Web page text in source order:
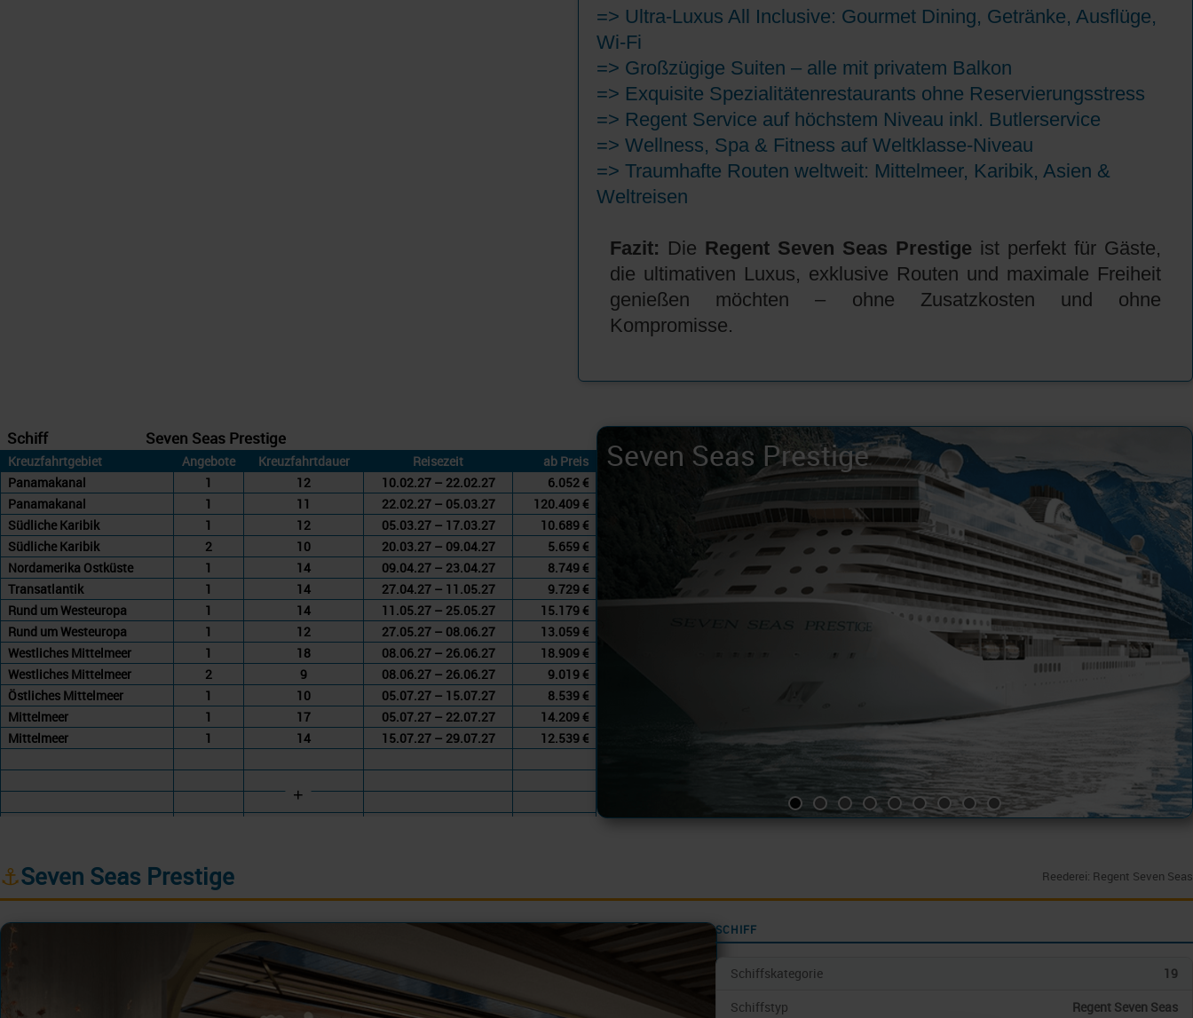
=> Ultra-Luxus All Inclusive: Gourmet Dining, Getränke, Ausflüge,
Wi-Fi
=> Großzügige Suiten – alle mit privatem Balkon
=> Exquisite Spezialitätenrestaurants ohne Reservierungsstress
=> Regent Service auf höchstem Niveau inkl. Butlerservice
=> Wellness, Spa & Fitness auf Weltklasse-Niveau
=> Traumhafte Routen weltweit: Mittelmeer, Karibik, Asien &
Weltreisen
Fazit: Die Regent Seven Seas Prestige ist perfekt für Gäste,
die ultimativen Luxus, exklusive Routen und maximale Freiheit
genießen möchten – ohne Zusatzkosten und ohne
Kompromisse.
Schiff Seven Seas Prestige
Kreuzfahrtgebiet Angebote Kreuzfahrtdauer Reisezeit
ab Preis
Panamakanal
1 12 10.02.27 – 22.02.27
6.052 €
Panamakanal
1 11 22.02.27 – 05.03.27
120.409 €
Südliche Karibik
1 12 05.03.27 – 17.03.27
10.689 €
Südliche Karibik
2 10 20.03.27 – 09.04.27
5.659 €
Nordamerika Ostküste
1 14 09.04.27 – 23.04.27
8.749 €
Transatlantik
1 14 27.04.27 – 11.05.27
9.729 €
Rund um Westeuropa
1 14 11.05.27 – 25.05.27
15.179 €
Rund um Westeuropa
1 12 27.05.27 – 08.06.27
13.059 €
Westliches Mittelmeer
1 18 08.06.27 – 26.06.27
18.909 €
Westliches Mittelmeer
2 9 08.06.27 – 26.06.27
9.019 €
Östliches Mittelmeer
1 10 05.07.27 – 15.07.27
8.539 €
Mittelmeer
1 17 05.07.27 – 22.07.27
14.209 €
Mittelmeer
1 14 15.07.27 – 29.07.27 12.539 €
+
Seven Seas Prestige
⚓Seven Seas Prestige Reederei: Regent Seven Seas
SCHIFF
Schiffskategorie
19
Schiffstyp
Regent Seven Seas